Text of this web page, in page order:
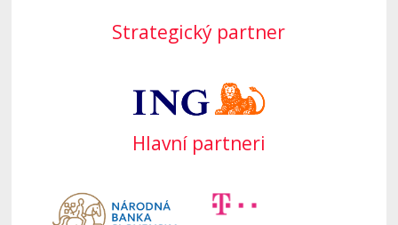
Strategický partner
Hlavní partneri